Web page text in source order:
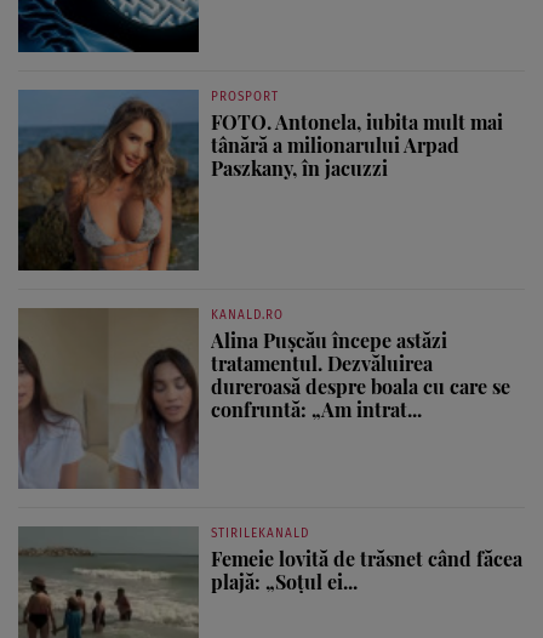
PROSPORT
FOTO. Antonela, iubita mult mai
tânără a milionarului Arpad
Paszkany, în jacuzzi
KANALD.RO
Alina Pușcău începe astăzi
tratamentul. Dezvăluirea
dureroasă despre boala cu care se
confruntă: „Am intrat...
STIRILEKANALD
Femeie lovită de trăsnet când făcea
plajă: „Soțul ei...